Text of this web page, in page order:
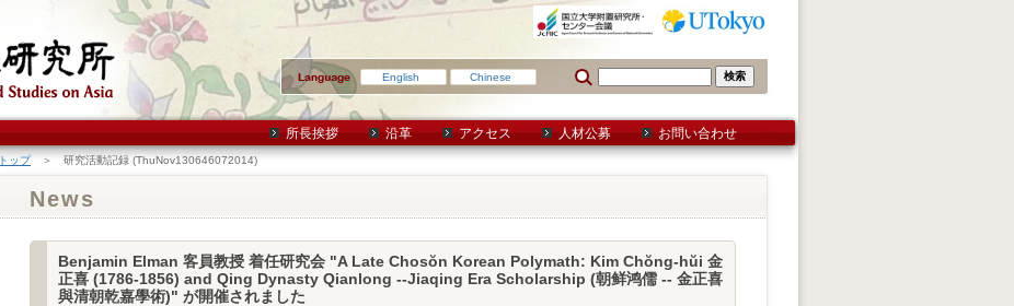
English Chinese
所長挨拶 沿革 アクセス 人材公募 お問い合わせ
トップ＞ 研究活動記録 (ThuNov130646072014)
News
Benjamin Elman 客員教授 着任研究会 "A Late Chosŏn Korean Polymath: Kim Chŏng-hŭi 金
正喜 (1786-1856) and Qing Dynasty Qianlong --Jiaqing Era Scholarship (朝鲜鸿儒 -- 金正喜
與清朝乾嘉學術)" が開催されました